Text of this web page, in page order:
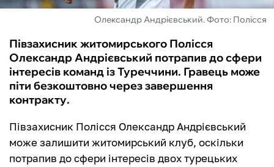
Олександр Андрієвський. Фото: Полісся
Півзахисник житомирського Полісся
Олександр Андрієвський потрапив до сфери
інтересів команд із Туреччини. Гравець може
піти безкоштовно через завершення
контракту.
Півзахисник Полісся Олександр Андрієвський
може залишити житомирський клуб, оскільки
потрапив до сфери інтересів двох турецьких